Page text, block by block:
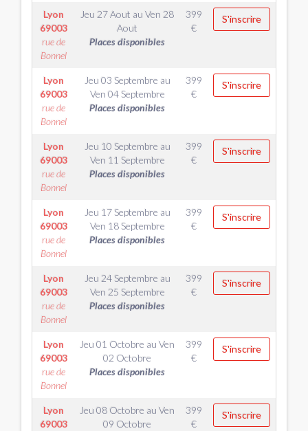
Lyon
69003
rue de
Bonnel
Jeu 27 Aout au Ven 28
Aout
Places disponibles
399
€
S'inscrire
Lyon
69003
rue de
Bonnel
Jeu 03 Septembre au
Ven 04 Septembre
Places disponibles
399
€
S'inscrire
Lyon
69003
rue de
Bonnel
Jeu 10 Septembre au
Ven 11 Septembre
Places disponibles
399
€
S'inscrire
Lyon
69003
rue de
Bonnel
Jeu 17 Septembre au
Ven 18 Septembre
Places disponibles
399
€
S'inscrire
Lyon
69003
rue de
Bonnel
Jeu 24 Septembre au
Ven 25 Septembre
Places disponibles
399
€
S'inscrire
Lyon
69003
rue de
Bonnel
Jeu 01 Octobre au Ven
02 Octobre
Places disponibles
399
€
S'inscrire
Lyon
69003
Jeu 08 Octobre au Ven
09 Octobre
399
€
S'inscrire